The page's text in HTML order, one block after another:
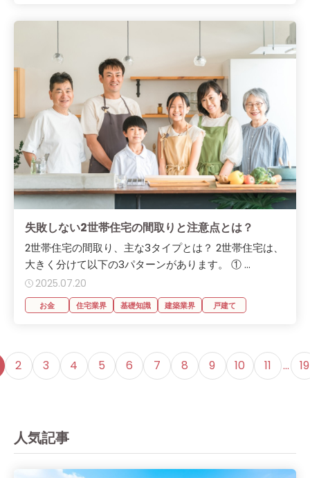
失敗しない2世帯住宅の間取りと注意点とは？
2世帯住宅の間取り、主な3タイプとは？ 2世帯住宅は、
大きく分けて以下の3パターンがあります。 ① ...
2025.07.20
お金 住宅業界 基礎知識 建築業界 戸建て
2 3 4 5 6 7 8 9 10 11 … 19
人気記事